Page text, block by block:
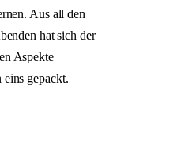
Aus all den
hat sich der
Aspekte
eins gepackt.